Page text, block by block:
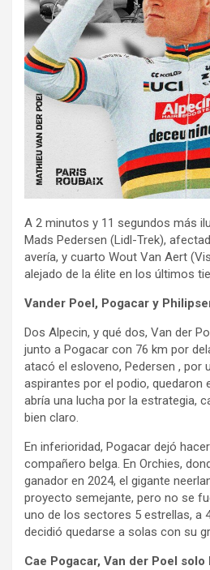
A 2 minutos y 11 segundos más
Mads Pedersen (Lidl-Trek),
avería, y cuarto Wout Van Aert
alejado de la élite en los últimos
Vander Poel, Pogacar y
Dos Alpecin, y qué dos, Van der
junto a Pogacar con 76 km por
atacó el esloveno, Pedersen , por
aspirantes por el podio, quedaron
abría una lucha por la estrategia,
bien claro.
En inferioridad, Pogacar dejó
compañero belga. En Orchies,
ganador en 2024, el gigante
proyecto semejante, pero no se
uno de los sectores 5 estrellas, a
decidió quedarse a solas con su
Cae Pogacar, Van der Poel